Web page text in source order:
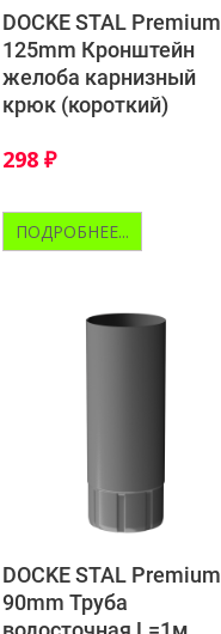
DOCKE STAL Premium
125mm Кронштейн
желоба карнизный
крюк (короткий)
298 ₽
ПОДРОБНЕЕ...
DOCKE STAL Premium
90mm Труба